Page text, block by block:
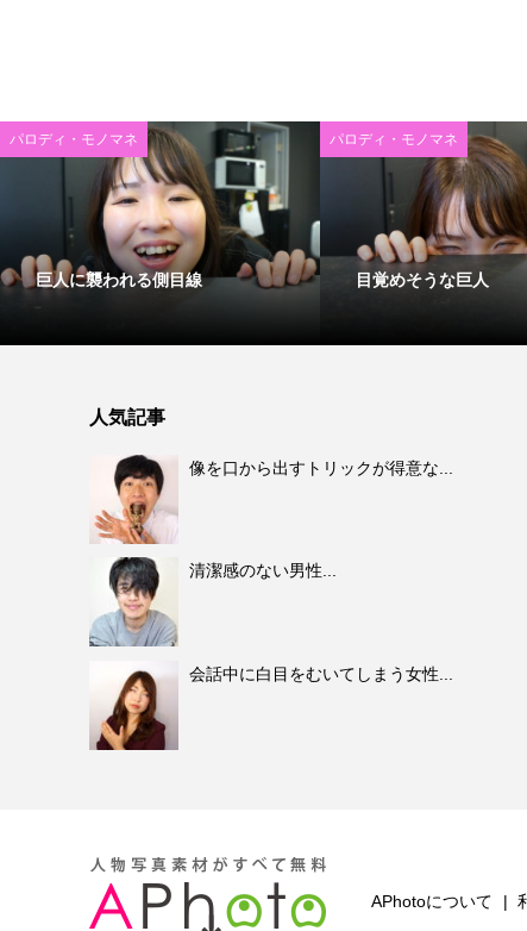
パロディ・モノマネ
巨人に襲われる側目線
パロディ・モノマネ
目覚めそうな巨人
人気記事
像を口から出すトリックが得意な...
清潔感のない男性...
会話中に白目をむいてしまう女性...
APhotoについて